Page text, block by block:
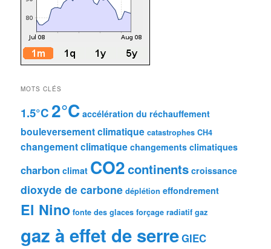
MOTS CLÉS
1.5°C2°C accélération du réchauffement
bouleversement climatique catastrophes CH4
changement climatique changements climatiques
charbon climat CO2continents croissance
dioxyde de carbone déplétion effondrement
El Nino fonte des glaces forçage radiatif gaz
gaz à effet de serreGIEC